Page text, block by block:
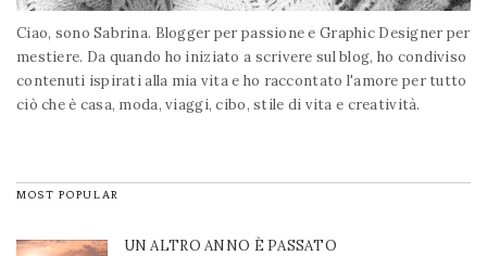
Ciao, sono Sabrina. Blogger per passione e Graphic Designer per
mestiere. Da quando ho iniziato a scrivere sul blog, ho condiviso
contenuti ispirati alla mia vita e ho raccontato l'amore per tutto
ciò che è casa, moda, viaggi, cibo, stile di vita e creatività.
MOST POPULAR
UN ALTRO ANNO È PASSATO